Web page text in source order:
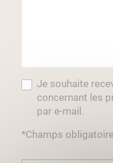
Je souhaite
concernant les
par e-mail.
*Champs